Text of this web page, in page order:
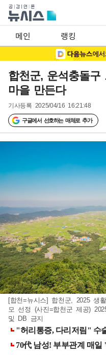
메인 랭킹
합천군, 운석충돌
마을 만든다
기사등록 2025/04/16 16:21:48
구글에서 선호하는 매체로 추가
[합천=뉴시스] 합천군, 2025 생
모 선정 (사진=합천군 제공)
및 DB 금지